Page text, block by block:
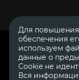
© 2007—2026
Обращаем Ваше
ОГРН 1111644005153
ИНН 1644062657
Для повышения
обеспечения
используем
данные о
Cookie не
Вся